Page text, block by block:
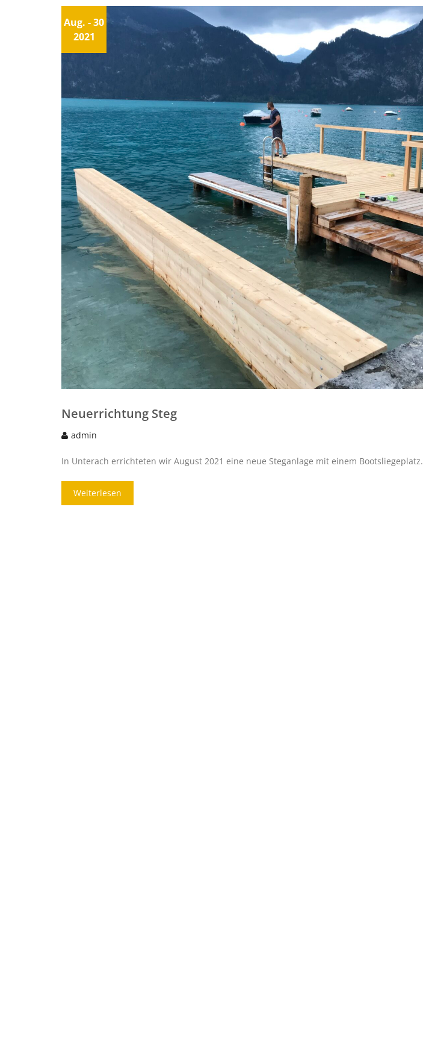
Aug. - 30
2021
Neuerrichtung Steg
admin
In Unterach errichteten wir August 2021 eine neue Steganlage mit einem Bootsliegeplatz.
Weiterlesen